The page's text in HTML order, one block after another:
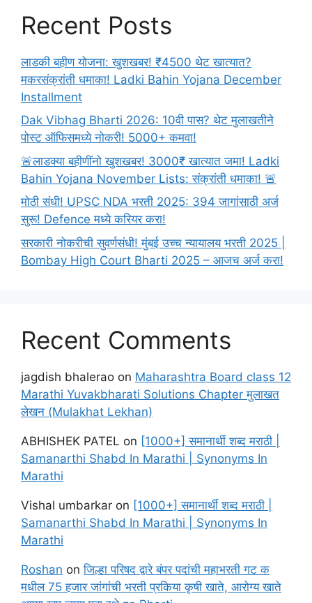
Recent Posts
लाडकी बहीण योजना: खुशखबर! ₹4500 थेट खात्यात?
मकरसंक्रांती धमाका! Ladki Bahin Yojana December
Installment
Dak Vibhag Bharti 2026: 10वी पास? थेट मुलाखतीने
पोस्ट ऑफिसमध्ये नोकरी! 5000+ कमवा!
🚨लाडक्या बहीणींनो खुशखबर! 3000₹ खात्यात जमा! Ladki
Bahin Yojana November Lists: संक्रांती धमाका! 🚨
मोठी संधी! UPSC NDA भरती 2025: 394 जागांसाठी अर्ज
सुरू! Defence मध्ये करियर करा!
सरकारी नोकरीची सुवर्णसंधी! मुंबई उच्च न्यायालय भरती 2025 |
Bombay High Court Bharti 2025 – आजच अर्ज करा!
Recent Comments
jagdish bhalerao on Maharashtra Board class 12
Marathi Yuvakbharati Solutions Chapter मुलाखत
लेखन (Mulakhat Lekhan)
ABHISHEK PATEL on [1000+] समानार्थी शब्द मराठी |
Samanarthi Shabd In Marathi | Synonyms In
Marathi
Vishal umbarkar on [1000+] समानार्थी शब्द मराठी |
Samanarthi Shabd In Marathi | Synonyms In
Marathi
Roshan onजिल्हा परिषद द्वारे बंपर पदांची महाभरती गट क
मधील 75 हजार जांगांची भरती प्रकिया कृषी खाते, आरोग्य खाते